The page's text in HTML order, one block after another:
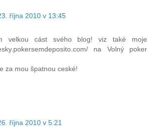
října 2010 v 13:45
velkou cást svého blog! viz také moje
na Volný poker
za mou špatnou ceské!
října 2010 v 5:21